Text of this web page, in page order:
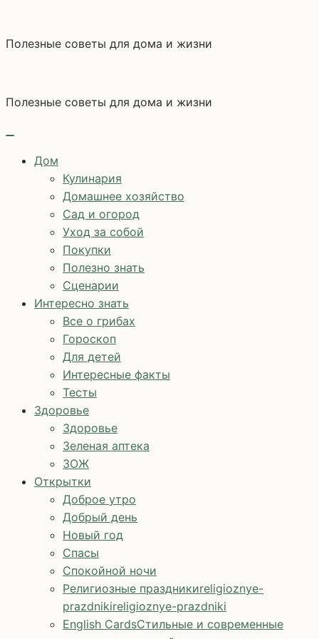
содержимому
Полезные советы для дома и жизни
Полезные советы для дома и жизни
Дом
Кулинария
Домашнее хозяйство
Сад и огород
Уход за собой
Покупки
Полезно знать
Сценарии
Интересно знать
Все о грибах
Гороскоп
Для детей
Интересные факты
Тесты
Здоровье
Здоровье
Зеленая аптека
ЗОЖ
Открытки
Доброе утро
Добрый день
Новый год
Спасы
Спокойной ночи
Религиозные праздникиreligioznye-
prazdnikireligioznye-prazdniki
English CardsСтильные и современные